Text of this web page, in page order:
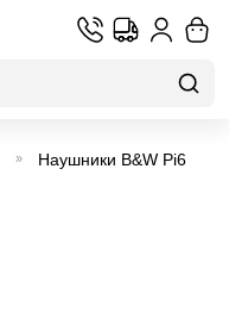
»
Наушники B&W Pi6